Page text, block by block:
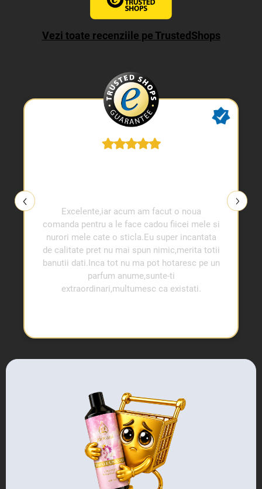
Vezi toate recenziile pe TrustedShops
Excelente,iar acum am facut o noua
comanda pentru a le face cadou fiicei mele si
nurori mele cate o sticla.Eu super incantata
de calitate pret nu mai spun nimic,merita totii
banutii dati.Inca tot nu ma pot hotaresc pe un
parfum anume,sunte-ti
extraordinari,multumesc ca existati.